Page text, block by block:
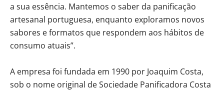
a sua essência. Mantemos o saber da panificação
artesanal portuguesa, enquanto exploramos novos
sabores e formatos que respondem aos hábitos de
consumo atuais”.
A empresa foi fundada em 1990 por Joaquim Costa,
sob o nome original de Sociedade Panificadora Costa